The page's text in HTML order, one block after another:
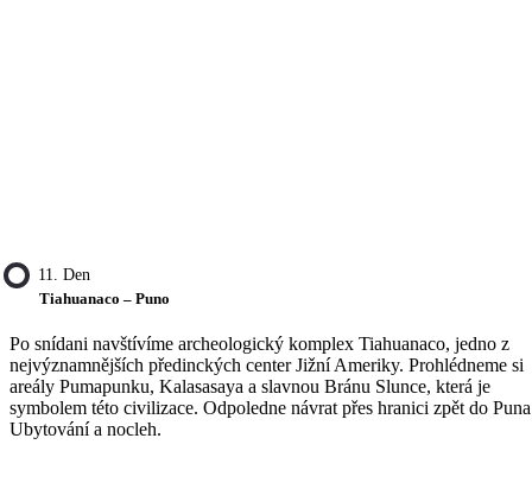
11. Den
Tiahuanaco – Puno
Po snídani navštívíme archeologický komplex Tiahuanaco, jedno z
nejvýznamnějších předinckých center Jižní Ameriky. Prohlédneme si
areály Pumapunku, Kalasasaya a slavnou Bránu Slunce, která je
symbolem této civilizace. Odpoledne návrat přes hranici zpět do
Ubytování a nocleh.